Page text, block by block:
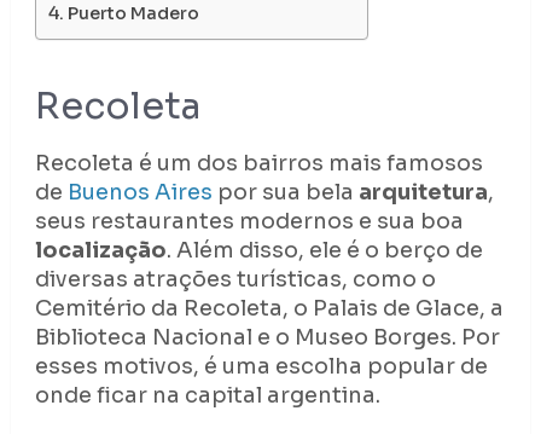
Puerto Madero
Recoleta
Recoleta é um dos bairros mais famosos
de Buenos Aires por sua bela arquitetura,
seus restaurantes modernos e sua boa
localização. Além disso, ele é o berço de
diversas atrações turísticas, como o
Cemitério da Recoleta, o Palais de Glace, a
Biblioteca Nacional e o Museo Borges. Por
esses motivos, é uma escolha popular de
onde ficar na capital argentina.